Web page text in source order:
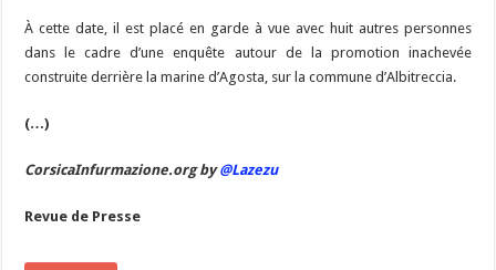
À cette date, il est placé en garde à vue avec huit autres personnes
dans le cadre d’une enquête autour de la promotion inachevée
construite derrière la marine d’Agosta, sur la commune d’Albitreccia.
(…)
CorsicaInfurmazione.org by@Lazezu
Revue de Presse